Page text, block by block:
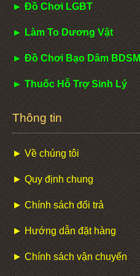
► Đồ Chơi LGBT
► Làm To Dương Vật
► Đồ Chơi Bạo Dâm BDSM
► Thuốc Hỗ Trợ Sinh Lý
Thông tin
► Về chúng tôi
► Quy định chung
► Chính sách đổi trả
► Hướng dẫn đặt hàng
► Chính sách vận chuyển